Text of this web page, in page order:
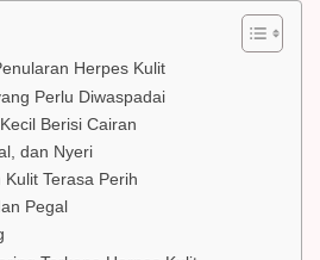
Herpes Kulit
Perlu Diwaspadai
Berisi Cairan
dan Nyeri
Terasa Perih
Pegal